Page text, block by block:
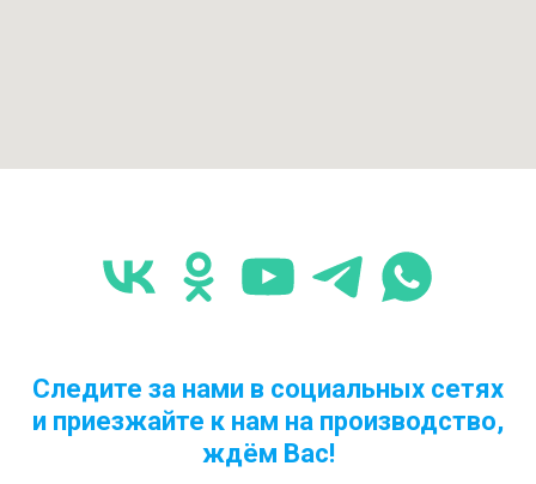
Следите за нами в социальных сетях
и приезжайте к нам на производство,
ждём Вас!